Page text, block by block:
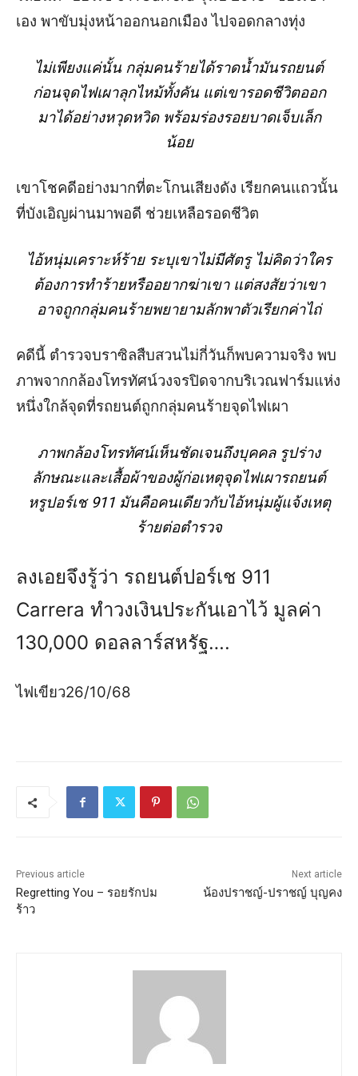
เอง พาขับมุ่งหน้าออกนอกเมือง ไปจอดกลางทุ่ง
ไม่เพียงแค่นั้น กลุ่มคนร้ายได้ราดน้ำมันรถยนต์
ก่อนจุดไฟเผาลุกไหม้ทั้งคัน แต่เขารอดชีวิตออก
มาได้อย่างหวุดหวิด พร้อมร่องรอยบาดเจ็บเล็ก
น้อย
เขาโชคดีอย่างมากที่ตะโกนเสียงดัง เรียกคนแถวนั้น
ที่บังเอิญผ่านมาพอดี ช่วยเหลือรอดชีวิต
ไอ้หนุ่มเคราะห์ร้าย ระบุเขาไม่มีศัตรู ไม่คิดว่าใคร
ต้องการทำร้ายหรืออยากฆ่าเขา แต่สงสัยว่าเขา
อาจถูกกลุ่มคนร้ายพยายามลักพาตัวเรียกค่าไถ่
คดีนี้ ตำรวจบราซิลสืบสวนไม่กี่วันก็พบความจริง พบ
ภาพจากกล้องโทรทัศน์วงจรปิดจากบริเวณฟาร์มแห่ง
หนึ่งใกล้จุดที่รถยนต์ถูกกลุ่มคนร้ายจุดไฟเผา
ภาพกล้องโทรทัศน์เห็นชัดเจนถึงบุคคล รูปร่าง
ลักษณะและเสื้อผ้าของผู้ก่อเหตุจุดไฟเผารถยนต์
หรูปอร์เช 911 มันคือคนเดียวกับไอ้หนุ่มผู้แจ้งเหตุ
ร้ายต่อตำรวจ
ลงเอยจึงรู้ว่า รถยนต์ปอร์เช 911
Carrera ทำวงเงินประกันเอาไว้ มูลค่า
130,000 ดอลลาร์สหรัฐ….
ไฟเขียว26/10/68
Previous article
Regretting You – รอยรักปม
ร้าว
Next article
น้องปราชญ์-ปราชญ์ บุญคง